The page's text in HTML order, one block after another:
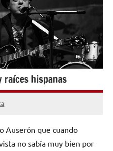
raíces hispanas
Auserón que cuando
no sabía muy bien por